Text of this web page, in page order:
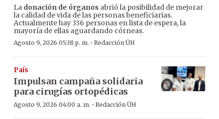
La donación de órganos abrió la posibilidad de mejorar
la calidad de vida de las personas beneficiarias.
Actualmente hay 336 personas en lista de espera, la
mayoría de ellas aguardando córneas.
Agosto 9, 2026 05:38 p. m. · Redacción ÚH
País
Impulsan campaña solidaria
para cirugías ortopédicas
Agosto 9, 2026 04:00 a. m. · Redacción ÚH